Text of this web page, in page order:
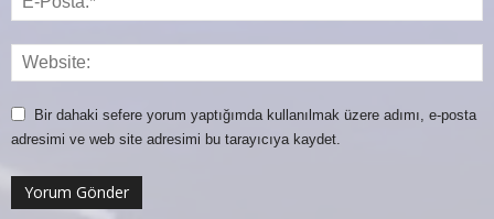
Bir dahaki sefere yorum yaptığımda kullanılmak üzere adımı, e-posta
adresimi ve web site adresimi bu tarayıcıya kaydet.